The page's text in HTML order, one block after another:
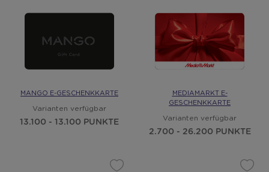
MANGO E-GESCHENKKARTE
Varianten verfügbar
13.100 - 13.100 PUNKTE
MEDIAMARKT E-
GESCHENKKARTE
Varianten verfügbar
2.700 - 26.200 PUNKTE